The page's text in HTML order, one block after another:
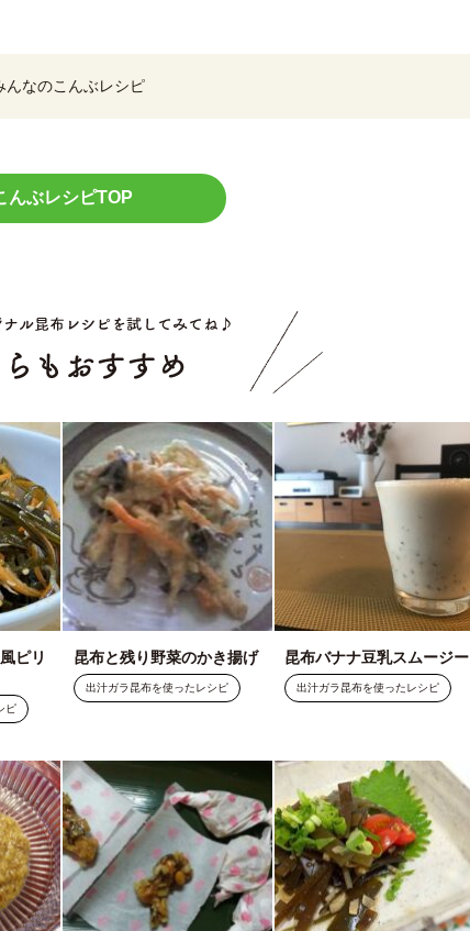
んなのこんぶレシピ
んぶレシピTOP
ピリ
ピ
昆布と残り野菜のかき揚げ
出汁ガラ昆布を使ったレシピ
昆布バナナ豆乳スムージー
出汁ガラ昆布を使ったレシピ